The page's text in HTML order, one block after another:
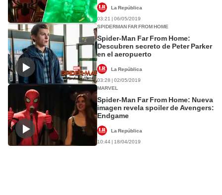
La República
03:21 | 06/05/2019
SPIDERMAN FAR FROM HOME
Spider-Man Far From Home:
Descubren secreto de Peter Parker
en el aeropuerto
La República
03:28 | 02/05/2019
MARVEL
Spider-Man Far From Home: Nueva
imagen revela spoiler de Avengers:
Endgame
La República
10:44 | 18/04/2019